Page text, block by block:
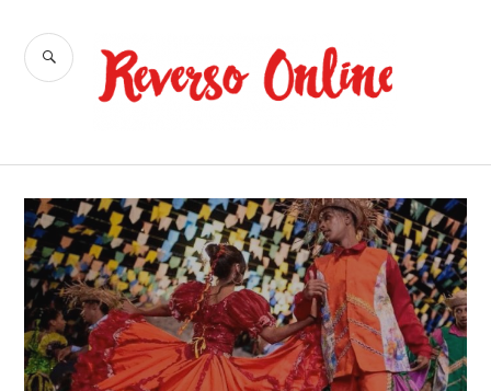
para
conteúdo
Reverso
BUSCA